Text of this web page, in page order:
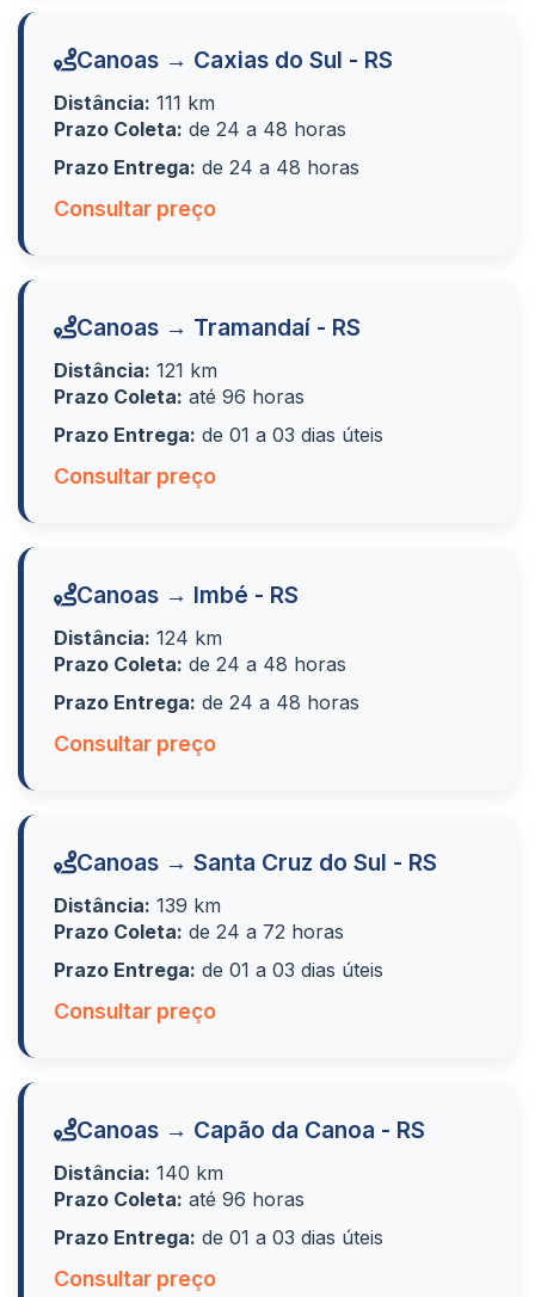
Canoas → Caxias do Sul - RS
Distância: 111 km
Prazo Coleta: de 24 a 48 horas
Prazo Entrega: de 24 a 48 horas
Consultar preço
Canoas → Tramandaí - RS
Distância: 121 km
Prazo Coleta: até 96 horas
Prazo Entrega: de 01 a 03 dias úteis
Consultar preço
Canoas → Imbé - RS
Distância: 124 km
Prazo Coleta: de 24 a 48 horas
Prazo Entrega: de 24 a 48 horas
Consultar preço
Canoas → Santa Cruz do Sul - RS
Distância: 139 km
Prazo Coleta: de 24 a 72 horas
Prazo Entrega: de 01 a 03 dias úteis
Consultar preço
Canoas → Capão da Canoa - RS
Distância: 140 km
Prazo Coleta: até 96 horas
Prazo Entrega: de 01 a 03 dias úteis
Consultar preço